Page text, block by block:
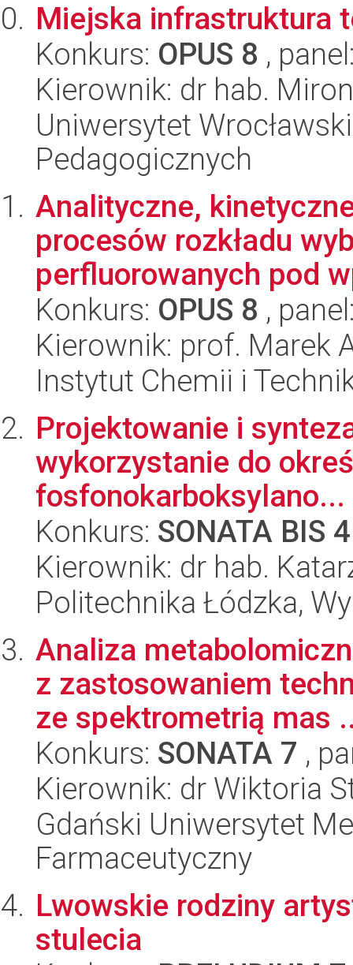
Miejska infrastruktura
Konkurs: OPUS 8 ,
Kierownik: dr hab.
Uniwersytet
Pedagogicznych
Analityczne,
procesów rozkładu
perfluorowanych pod
Konkurs: OPUS 8 ,
Kierownik: prof. Marek
Instytut Chemii i
Projektowanie i
wykorzystanie do
fosfonokarboksylano...
Konkurs: SONATA BIS 4
Kierownik: dr hab.
Politechnika Łódzka,
Analiza
z zastosowaniem
ze spektrometrią mas
Konkurs: SONATA 7 ,
Kierownik: dr Wiktoria
Gdański Uniwersytet
Farmaceutyczny
Lwowskie rodziny
stulecia